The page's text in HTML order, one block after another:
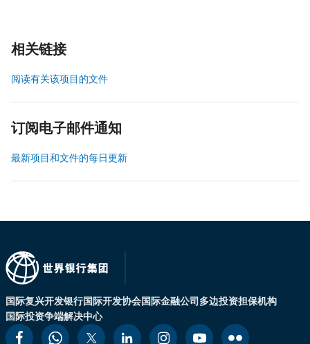
相关链接
阅读有关该项目的文件
订阅电子邮件通知
最新项目和文件的每日更新
国际复兴开发银行国际开发协会国际金融公司多边投资担保机构
国际投资争端解决中心